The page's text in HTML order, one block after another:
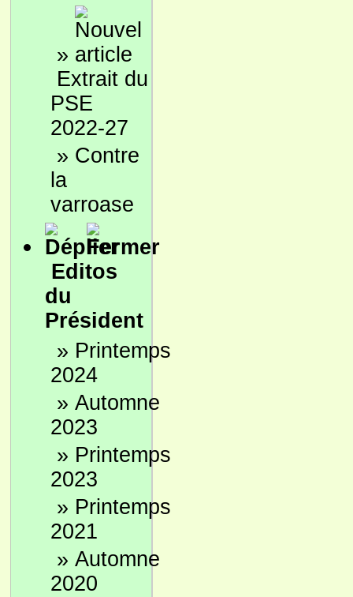
»
Extrait du
PSE
2022-27
» Contre
la
varroase
Editos
du
Président
» Printemps
2024
» Automne
2023
» Printemps
2023
» Printemps
2021
» Automne
2020